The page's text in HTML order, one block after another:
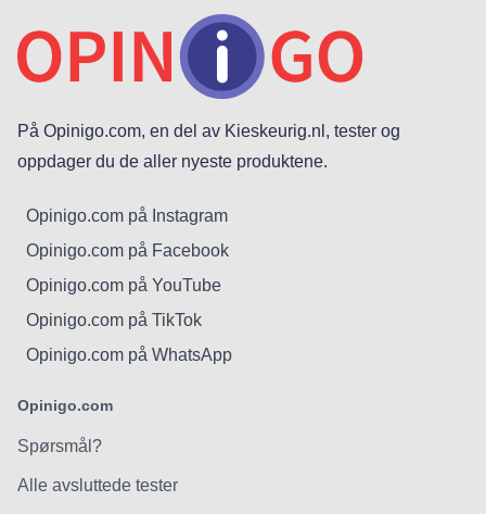
På Opinigo.com, en del av Kieskeurig.nl, tester og
oppdager du de aller nyeste produktene.
Opinigo.com på Instagram
Opinigo.com på Facebook
Opinigo.com på YouTube
Opinigo.com på TikTok
Opinigo.com på WhatsApp
Opinigo.com
Spørsmål?
Alle avsluttede tester